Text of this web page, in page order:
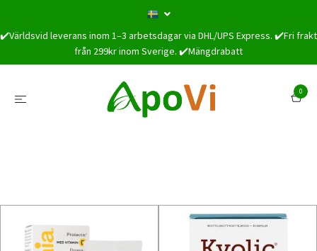
✔️Världsvid leverans inom 1–3 arbetsdagar via DHL/UPS Express. ✔️Fri frakt
från 299kr inom Sverige. ✔️Mängdrabatt
0